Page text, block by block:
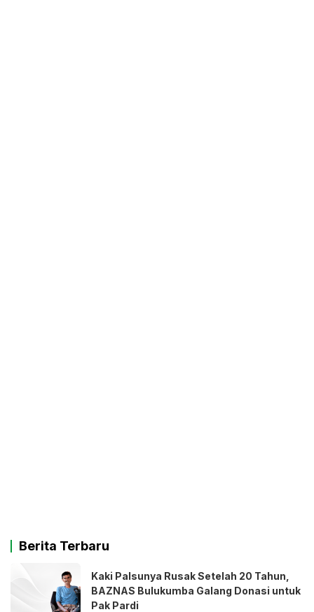
Berita Terbaru
Kaki Palsunya Rusak Setelah 20 Tahun,
BAZNAS Bulukumba Galang Donasi untuk
Pak Pardi